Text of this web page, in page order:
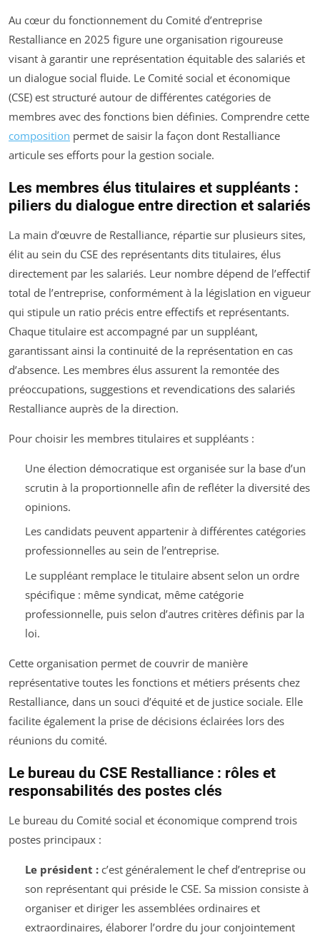
Au cœur du fonctionnement du Comité d’entreprise
Restalliance en 2025 figure une organisation rigoureuse
visant à garantir une représentation équitable des salariés et
un dialogue social fluide. Le Comité social et économique
(CSE) est structuré autour de différentes catégories de
membres avec des fonctions bien définies. Comprendre cette
composition permet de saisir la façon dont Restalliance
articule ses efforts pour la gestion sociale.
Les membres élus titulaires et suppléants :
piliers du dialogue entre direction et salariés
La main d’œuvre de Restalliance, répartie sur plusieurs sites,
élit au sein du CSE des représentants dits titulaires, élus
directement par les salariés. Leur nombre dépend de l’effectif
total de l’entreprise, conformément à la législation en vigueur
qui stipule un ratio précis entre effectifs et représentants.
Chaque titulaire est accompagné par un suppléant,
garantissant ainsi la continuité de la représentation en cas
d’absence. Les membres élus assurent la remontée des
préoccupations, suggestions et revendications des salariés
Restalliance auprès de la direction.
Pour choisir les membres titulaires et suppléants :
Une élection démocratique est organisée sur la base d’un
scrutin à la proportionnelle afin de refléter la diversité des
opinions.
Les candidats peuvent appartenir à différentes catégories
professionnelles au sein de l’entreprise.
Le suppléant remplace le titulaire absent selon un ordre
spécifique : même syndicat, même catégorie
professionnelle, puis selon d’autres critères définis par la
loi.
Cette organisation permet de couvrir de manière
représentative toutes les fonctions et métiers présents chez
Restalliance, dans un souci d’équité et de justice sociale. Elle
facilite également la prise de décisions éclairées lors des
réunions du comité.
Le bureau du CSE Restalliance : rôles et
responsabilités des postes clés
Le bureau du Comité social et économique comprend trois
postes principaux :
Le président :c’est généralement le chef d’entreprise ou
son représentant qui préside le CSE. Sa mission consiste à
organiser et diriger les assemblées ordinaires et
extraordinaires, élaborer l’ordre du jour conjointement